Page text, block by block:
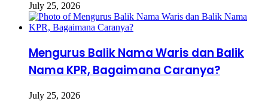
July 25, 2026
Mengurus Balik Nama Waris dan Balik
Nama KPR, Bagaimana Caranya?
July 25, 2026